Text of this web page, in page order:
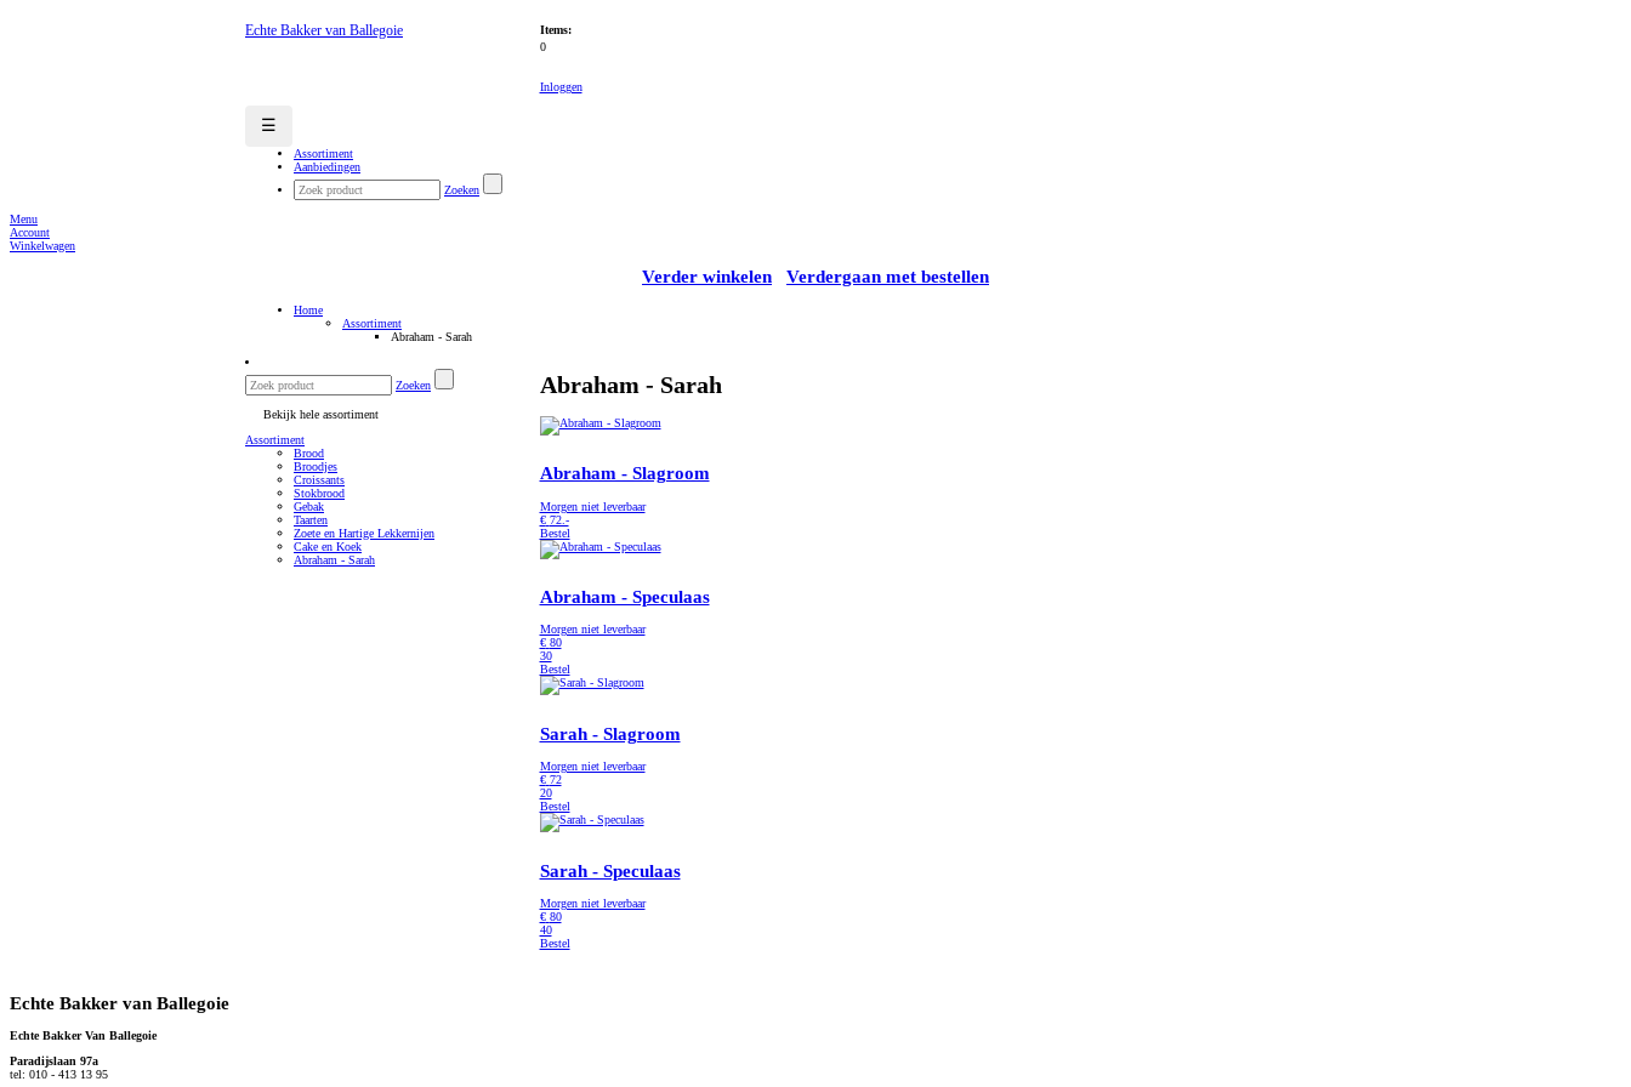
Echte Bakker van Ballegoie
Items:
0
Inloggen
☰
Assortiment
Aanbiedingen
Zoeken
Menu
Account
Winkelwagen
Verder winkelen Verdergaan met bestellen
Home
Assortiment
Abraham - Sarah
Zoeken
Bekijk hele assortiment
Assortiment
Brood
Broodjes
Croissants
Stokbrood
Gebak
Taarten
Zoete en Hartige Lekkernijen
Cake en Koek
Abraham - Sarah
Abraham - Sarah
Abraham - Slagroom
Morgen niet leverbaar
€ 72.-
Bestel
Abraham - Speculaas
Morgen niet leverbaar
€ 80
30
Bestel
Sarah - Slagroom
Morgen niet leverbaar
€ 72
20
Bestel
Sarah - Speculaas
Morgen niet leverbaar
€ 80
40
Bestel
Echte Bakker van Ballegoie
Echte Bakker Van Ballegoie
Paradijslaan 97a
tel: 010 - 413 13 95